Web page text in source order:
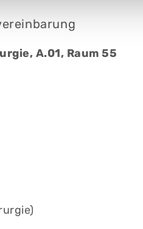
A.01, Raum 55